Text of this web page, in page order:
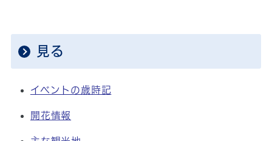
見る
イベントの歳時記
開花情報